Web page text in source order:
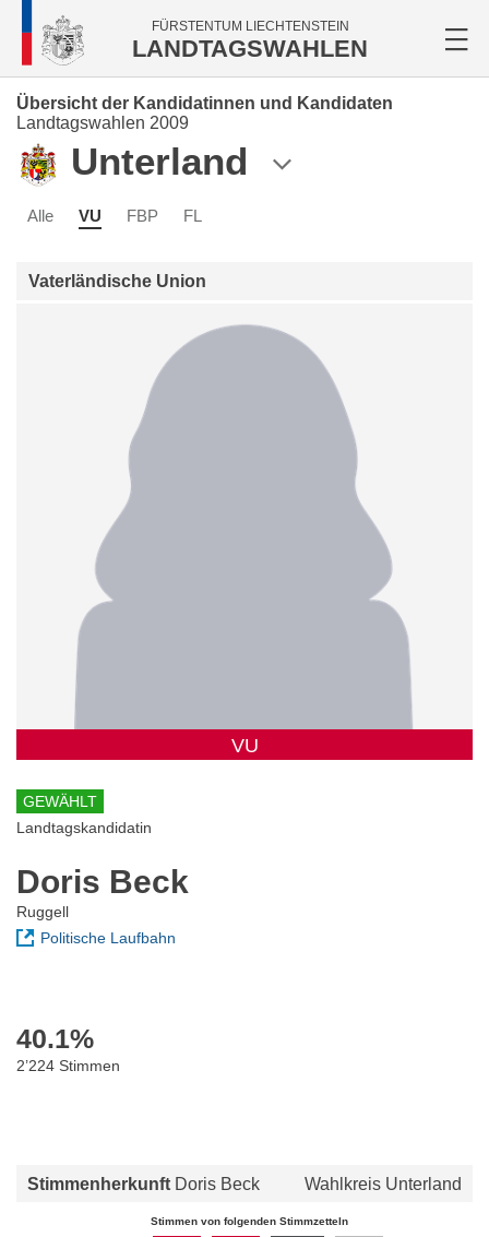
FÜRSTENTUM LIECHTENSTEIN
LANDTAGSWAHLEN
Übersicht der Kandidatinnen und Kandidaten
Landtagswahlen 2009
Unterland
Alle VU FBP FL
Vaterländische Union
VU
GEWÄHLT
Landtagskandidatin
Doris Beck
Ruggell
Politische Laufbahn
40.1%
2’224 Stimmen
Stimmenherkunft Doris Beck Wahlkreis Unterland
Stimmen von folgenden Stimmzetteln